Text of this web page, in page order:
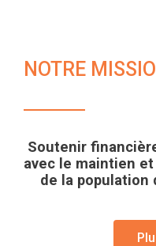
NOTRE
Soutenir
avec le maintien
de la population